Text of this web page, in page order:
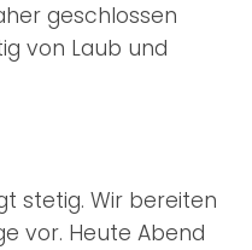
geschlossen
von Laub und
stetig. Wir bereiten
vor. Heute Abend